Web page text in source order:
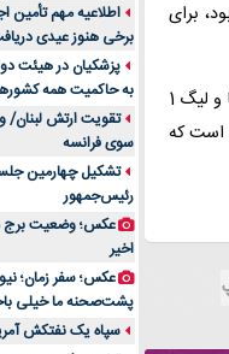
برای
اکنون یک فصل از آخرین حضور شیخ در مستطیل سبز گذشته و این مهاجم مالیایی که سابقه بازی در سری‌ آ ایتالیا و لیگ 1
است که
بهترین راه
است؟
مقایسه قالب
خرید سمعک
تصمیم‌گیری
خرید و فروش
ایرانیان
اهمیت انتخاب
پرونده‌های حساس و
۷ تاثیرات کامپیوتر در حوزه علوم زندگی و کاربردی
لیفتراک صفر؛
اطلاعیه مهم تأمین
برخی هنوز عیدی
پزشکیان در هیئت
به حاکمیت همه
تقویت ارتش لبنان/
سوی فرانسه
تشکیل چهارمین
رئیس‌جمهور
عکس؛ وضعیت برج
اخیر
پشت‌صحنه ما خیلی
سپاه یک نفتکش